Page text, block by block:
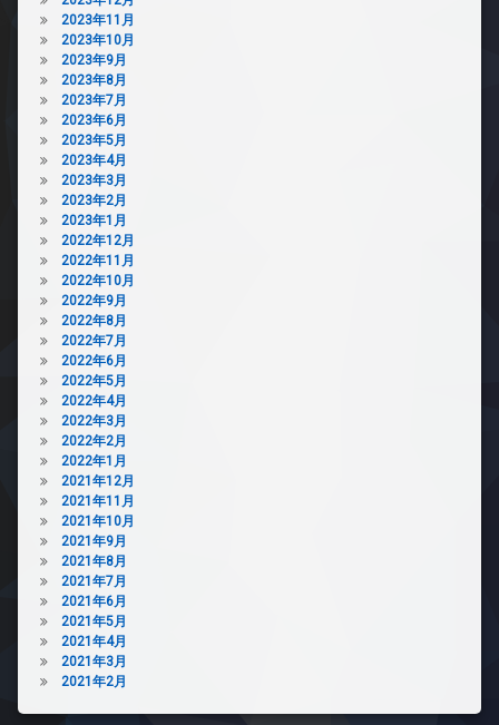
2023年11月
2023年10月
2023年9月
2023年8月
2023年7月
2023年6月
2023年5月
2023年4月
2023年3月
2023年2月
2023年1月
2022年12月
2022年11月
2022年10月
2022年9月
2022年8月
2022年7月
2022年6月
2022年5月
2022年4月
2022年3月
2022年2月
2022年1月
2021年12月
2021年11月
2021年10月
2021年9月
2021年8月
2021年7月
2021年6月
2021年5月
2021年4月
2021年3月
2021年2月